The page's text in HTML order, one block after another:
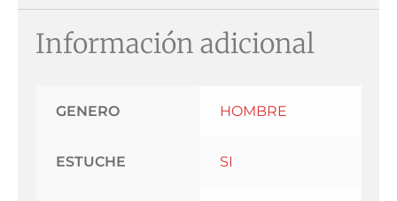
Información adicional
GENERO HOMBRE
ESTUCHE SI